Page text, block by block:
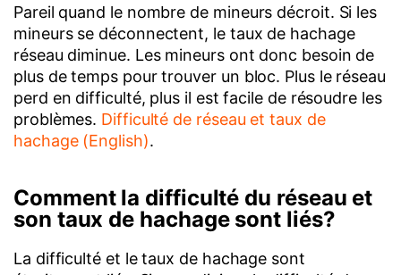
Pareil quand le nombre de mineurs décroit. Si les
mineurs se déconnectent, le taux de hachage
réseau diminue. Les mineurs ont donc besoin de
plus de temps pour trouver un bloc. Plus le réseau
perd en difficulté, plus il est facile de résoudre les
problèmes. Difficulté de réseau et taux de
hachage (English).
Comment la difficulté du réseau et
son taux de hachage sont liés?
La difficulté et le taux de hachage sont